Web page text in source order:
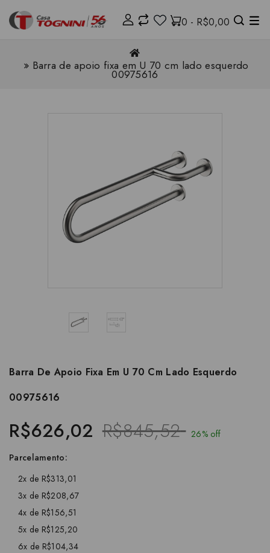
0 - R$0,00
Barra de apoio fixa em U 70 cm lado esquerdo
00975616
Barra De Apoio Fixa Em U 70 Cm Lado Esquerdo
00975616
R$626,02 R$845,52 26% off
Parcelamento:
2x de R$313,01
3x de R$208,67
4x de R$156,51
5x de R$125,20
6x de R$104,34